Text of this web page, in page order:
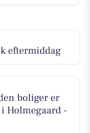
eftermiddag
boliger er
Holmegaard -